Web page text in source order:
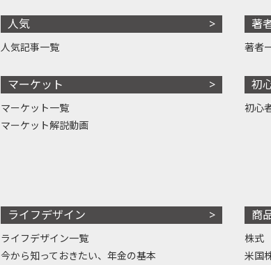
人気
人気記事一覧
マーケット
マーケット一覧
マーケット解説動画
著
著者
初
初心
ライフデザイン
ライフデザイン一覧
今から知っておきたい、年金の基本
商
株式
米国